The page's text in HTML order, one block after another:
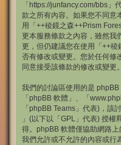
「https://junfancy.com/bbs」
款之所有內容。如果您不同意
用「++稜鏡之森++Prism
更本服務條款之內容，雖然我
更，但仍建議您在使用「++
否有修改或變更。您於任何修
同意接受該條款的修改或變更。
我們的討論區使用的是 phpBB
「phpBB 軟體」、「
「phpBB Teams」代表)，該
」(以下以「GPL」代表) 授權
得。phpBB 軟體僅協助網路
我們允許或不允許的內容或行